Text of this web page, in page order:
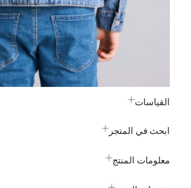
القياسات
ابحث في المتجر
معلومات المنتج